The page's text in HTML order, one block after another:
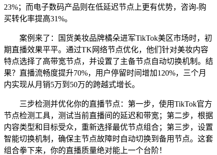
23%；而电子数码产品则在低延迟节点上更有优势，咨询-购
买转化率提高31%。
案例来了：国货美妆品牌橘朵进军TikTok美区市场时，初
期直播效果平平。通过TK网络节点优化，他们针对美妆内容
特点选择了高带宽节点，并设置了主备节点自动切换机制。结
果？直播流畅度提升70%，用户停留时间增加120%，三个月
内实现从月销5万到50万的跨越式增长。
三步检测并优化你的直播节点：第一步，使用TikTok官方
节点检测工具，测试当前直播间的延迟和带宽；第二步，根据
内容类型和目标受众，重新选择最优节点组合；第三步，设置
智能切换机制，确保主节点故障时自动切换到备用节点。这套
组合拳下来，你的直播质量绝对能上一个台阶！